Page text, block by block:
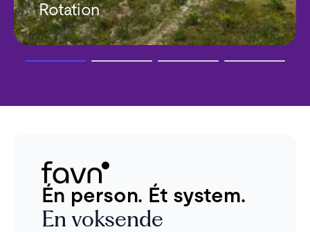
Rotation
Én person. Ét system.
En voksende